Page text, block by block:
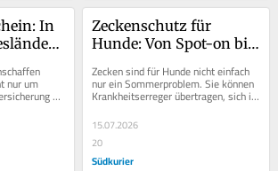
In
nur um
Je nach
Zeckenschutz für
Hunde: Von Spot-on bis
wirken wirklich?
Zecken sind für Hunde nicht einfach
nur ein Sommerproblem. Sie können
Krankheitserreger übertragen, sich in
vielen Regionen stark ausbreiten
und...
15.07.2026
20
Südkurier